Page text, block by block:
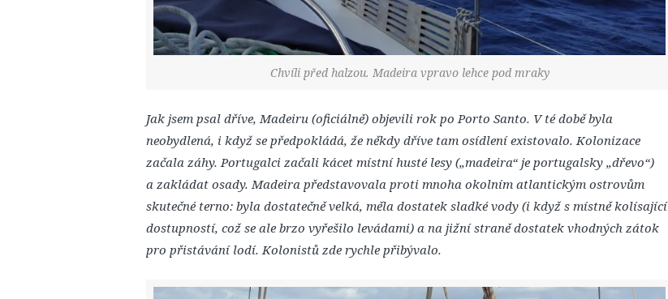
Chvíli před halzou. Madeira vpravo lehce pod mraky
Jak jsem psal dříve, Madeiru (oficiálně) objevili rok po Porto Santo. V té době byla
neobydlená, i když se předpokládá, že někdy dříve tam osídlení existovalo. Kolonizace
začala záhy. Portugalci začali kácet místní husté lesy („madeira“ je portugalsky „dřevo“)
a zakládat osady. Madeira představovala proti mnoha okolním atlantickým ostrovům
skutečné terno: byla dostatečně velká, měla dostatek sladké vody (i když s místně kolísající
dostupností, což se ale brzo vyřešilo levádami) a na jižní straně dostatek vhodných zátok
pro přistávání lodí. Kolonistů zde rychle přibývalo.